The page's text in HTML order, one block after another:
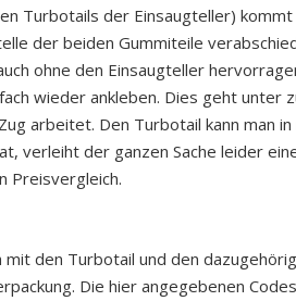
Turbotails der Einsaugteller)
der beiden Gummiteile
ohne den Einsaugteller
wieder ankleben. Dies geht
arbeitet. Den Turbotail kann man
verleiht der ganzen Sache leider
Preisvergleich.
mit den Turbotail und den
Die hier angegebenen